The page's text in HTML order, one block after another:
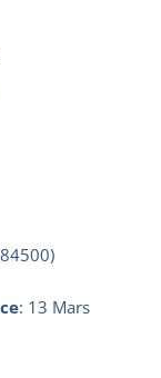
: 13 Mars